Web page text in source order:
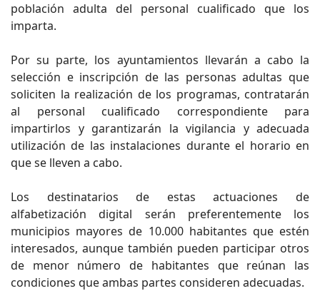
población adulta del personal cualificado que los
imparta.
Por su parte, los ayuntamientos llevarán a cabo la
selección e inscripción de las personas adultas que
soliciten la realización de los programas, contratarán
al personal cualificado correspondiente para
impartirlos y garantizarán la vigilancia y adecuada
utilización de las instalaciones durante el horario en
que se lleven a cabo.
Los destinatarios de estas actuaciones de
alfabetización digital serán preferentemente los
municipios mayores de 10.000 habitantes que estén
interesados, aunque también pueden participar otros
de menor número de habitantes que reúnan las
condiciones que ambas partes consideren adecuadas.